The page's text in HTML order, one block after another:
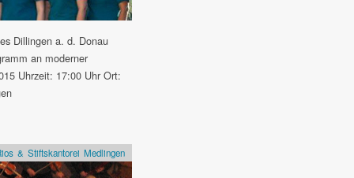
Dillingen a. d. Donau
an moderner
Uhrzeit: 17:00 Uhr Ort:
& Stiftskantorei Medlingen